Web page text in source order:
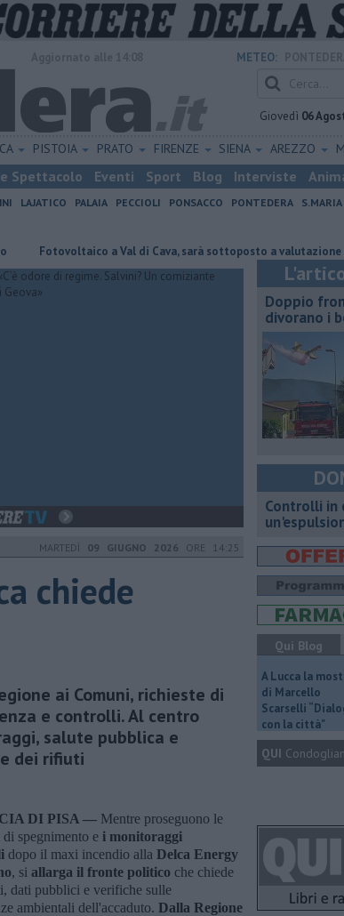
METEO:
Giovedì 06
PISTOIA PRATO FIRENZE SIENA AREZZO
Spettacolo Eventi Sport Blog Interviste
LAJATICO PALAIA PECCIOLI PONSACCO PONTEDERA
a Val di Cava, sarà sottoposto a valutazione ambientale
MARTEDÌ 09 GIUGNO 2026 ORE 14:25
chiede
ai Comuni, richieste di
e controlli. Al centro
salute pubblica e
dei rifiuti
DI PISA — Mentre proseguono le
spegnimento e i monitoraggi
dopo il maxi incendio alla Delca Energy
, si allarga il fronte politico che chiede
dati pubblici e verifiche sulle
ambientali dell'accaduto. Dalla Regione
Doppio
divorano i
Controlli in
Qui Blog
A Lucca la
di Marcello
Scarselli
con la città"
QUI